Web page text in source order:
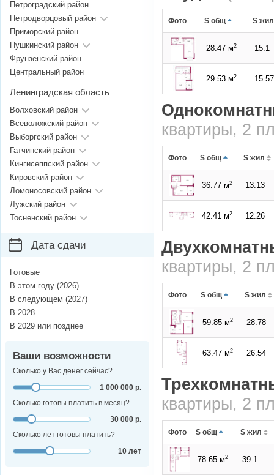
Фото S общ S жил
28.47 м2 15.1
29.53 м2 15.57
квартиры, 2
Фото S общ S жил
36.77 м2 13.13
42.41 м2 12.26
квартиры, 2
Фото S общ S жил
59.85 м2 28.78
63.47 м2 26.54
квартиры, 2
Фото S общ S жил
78.65 м2 39.1
Петроградский район
Петродворцовый район
Приморский район
Пушкинский район
Фрунзенский район
Центральный район
Ленинградская область
Волховский район
Всеволожский район
Выборгский район
Гатчинский район
Кингисеппский район
Кировский район
Ломоносовский район
Лужский район
Тосненский район
Дата сдачи
Готовые
В этом году (2026)
В следующем (2027)
В 2028
В 2029 или позднее
Ваши возможности
Сколько у Вас денег сейчас?
1 000 000 р.
Сколько готовы платить в месяц?
30 000 р.
Сколько лет готовы платить?
10 лет